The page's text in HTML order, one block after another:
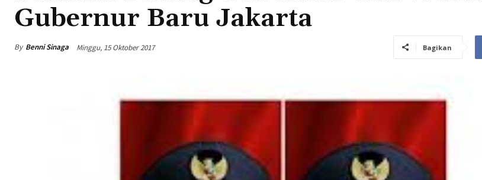
Gubernur Baru Jakarta
By Benni Sinaga Minggu, 15 Oktober 2017 Bagikan